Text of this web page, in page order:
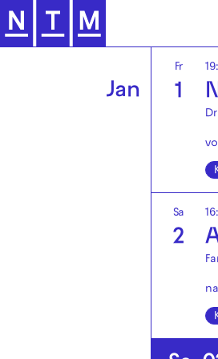
Zur
Dez
Jan
Fr
1
Sa
2